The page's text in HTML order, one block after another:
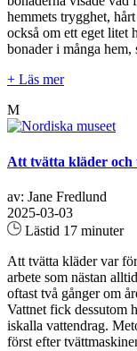
hemmets trygghet,
också om ett eget litet
bonader i många
+ Läs mer
M
Att tvätta kläder
av: Jane Fredlund
2025-03-03
Lästid 17 minuter
Att tvätta kläder var
arbete som nästan
oftast två gånger om
Vattnet fick dessutom
iskalla vattendrag.
först efter